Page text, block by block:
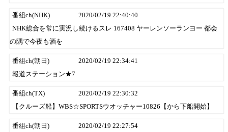
番組ch(NHK)
2020/02/19 22:40:40
NHK総合を常に実況し続けるスレ 167408 ヤーレンソーランヨー 都会
の隅で今夜も酒を
番組ch(朝日)
2020/02/19 22:34:41
報道ステーション★7
番組ch(TX)
2020/02/19 22:30:32
【クルーズ船】WBS☆SPORTSウオッチャー10826【から下船開始】
番組ch(朝日)
2020/02/19 22:27:54